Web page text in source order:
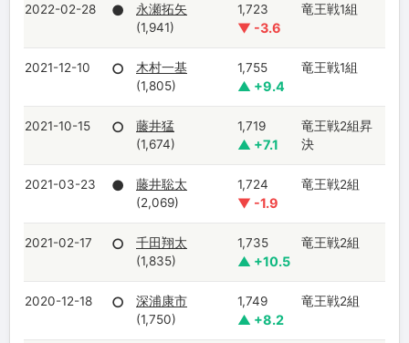
2022-02-28 ●
永瀬拓矢
(1,941)
1,723
▼ -3.6
竜王戦1組
2021-12-10 ○
木村一基
(1,805)
1,755
▲ +9.4
竜王戦1組
2021-10-15 ○
藤井猛
(1,674)
1,719
▲ +7.1
竜王戦2組昇
決
2021-03-23 ●
藤井聡太
(2,069)
1,724
▼ -1.9
竜王戦2組
2021-02-17 ○
千田翔太
(1,835)
1,735
▲ +10.5
竜王戦2組
2020-12-18 ○
深浦康市
(1,750)
1,749
▲ +8.2
竜王戦2組